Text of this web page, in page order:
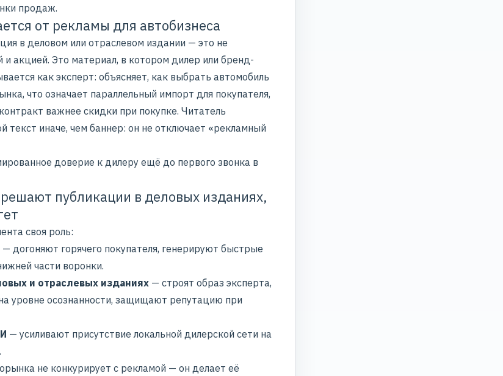
продаж.
от рекламы для автобизнеса
в деловом или отраслевом издании — это не
и акцией. Это материал, в котором дилер или бренд-
как эксперт: объясняет, как выбрать автомобиль
что означает параллельный импорт для покупателя,
важнее скидки при покупке. Читатель
текст иначе, чем баннер: он не отключает «рекламный
доверие к дилеру ещё до первого звонка в
публикации в деловых изданиях,
своя роль:
— догоняют горячего покупателя, генерируют быстрые
части воронки.
и отраслевых изданиях — строят образ эксперта,
уровне осознанности, защищают репутацию при
— усиливают присутствие локальной дилерской сети на
не конкурирует с рекламой — он делает её